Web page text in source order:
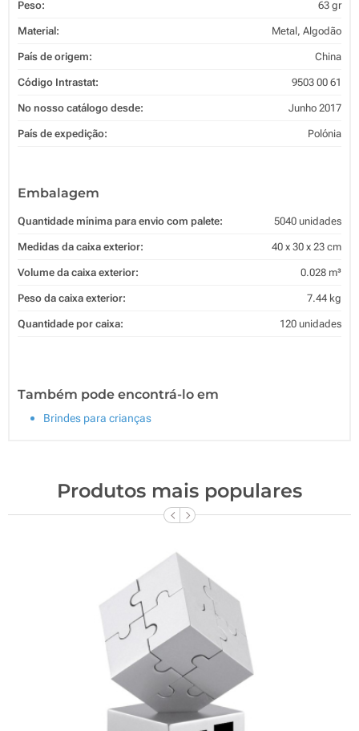
Peso: 63 gr
Material: Metal, Algodão
País de origem: China
Código Intrastat: 9503 00 61
No nosso catálogo desde: Junho 2017
País de expedição: Polónia
Embalagem
Quantidade mínima para envio com palete: 5040 unidades
Medidas da caixa exterior: 40 x 30 x 23 cm
Volume da caixa exterior: 0.028 m³
Peso da caixa exterior: 7.44 kg
Quantidade por caixa: 120 unidades
Também pode encontrá-lo em
Brindes para crianças
Produtos mais populares